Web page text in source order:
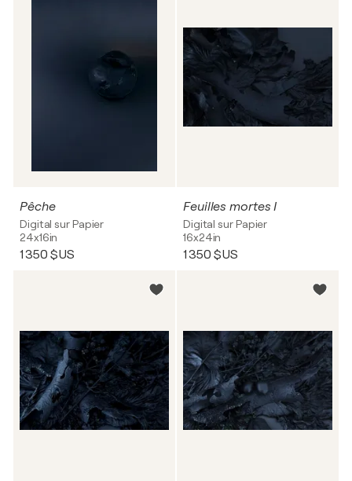
Pêche
Digital sur Papier
24x16in
1 350 $US
Feuilles mortes I
Digital sur Papier
16x24in
1 350 $US